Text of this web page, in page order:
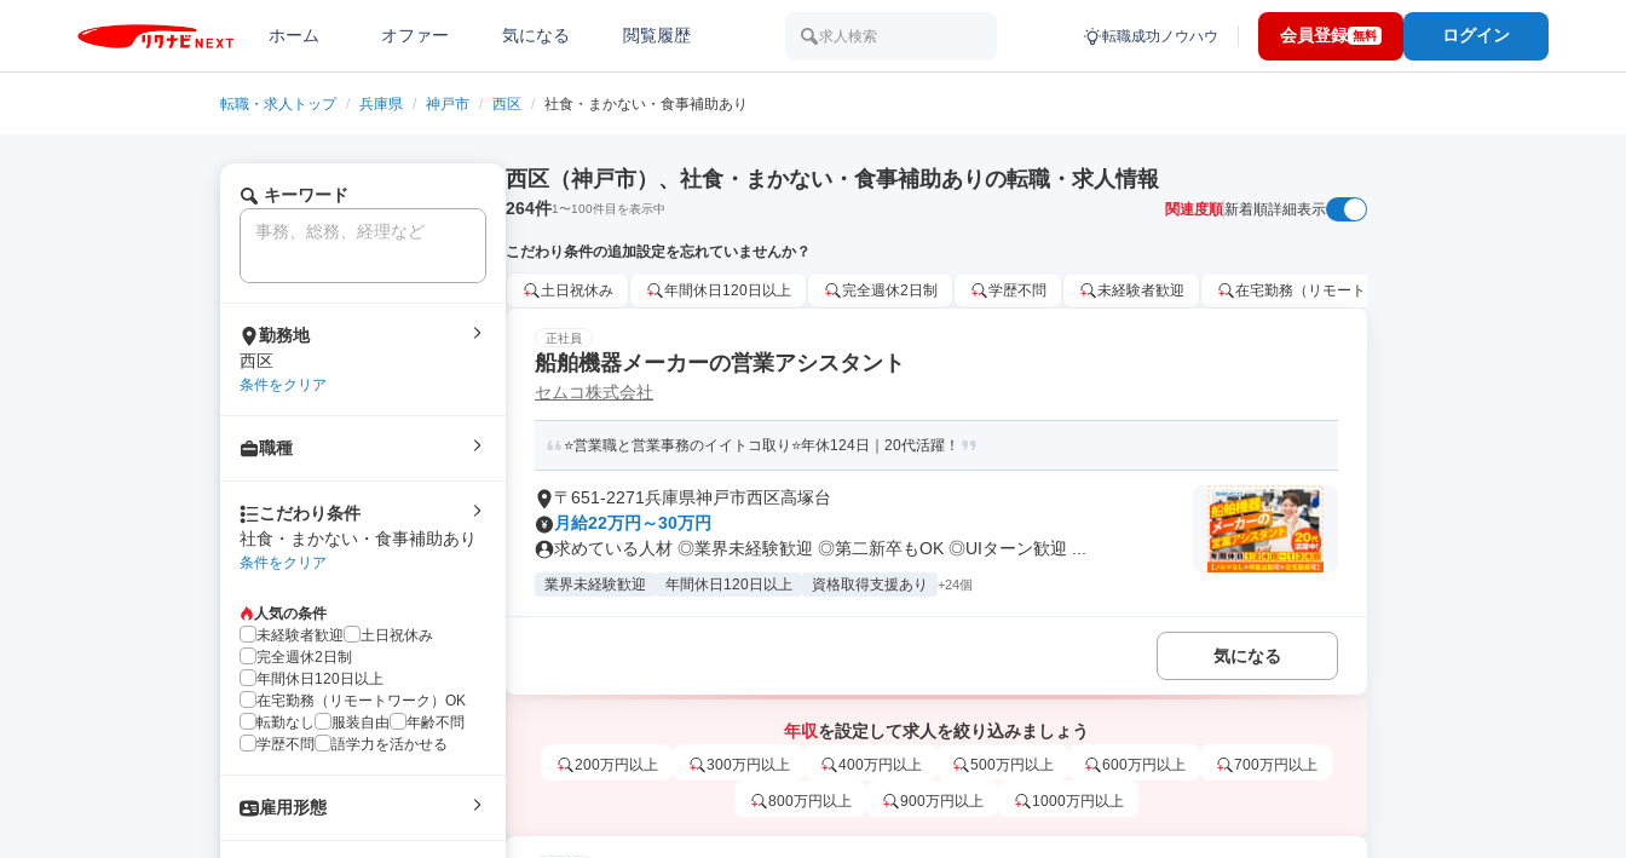
ホーム オファー 気になる 閲覧履歴 求人検索 転職成功ノウハウ 会員登録 無料 ログイン
転職・求人トップ / 兵庫県 / 神戸市 / 西区 / 社食・まかない・食事補助あり
キーワード
勤務地
西区
条件をクリア
職種
こだわり条件
社食・まかない・食事補助あり
条件をクリア
人気の条件
未経験者歓迎
土日祝休み
完全週休2日制
年間休日120日以上
在宅勤務（リモートワーク）OK
転勤なし
服装自由
年齢不問
学歴不問
語学力を活かせる
雇用形態
西区（神戸市）、社食・まかない・食事補助ありの転職・求人情報
264件1〜100件目を表示中 関連度順新着順詳細表示
こだわり条件の追加設定を忘れていませんか？
土日祝休み 年間休日120日以上 完全週休2日制 学歴不問 未経験者歓迎 在宅勤務（リモートワーク）OK
正社員
船舶機器メーカーの営業アシスタント
セムコ株式会社
⭐営業職と営業事務のイイトコ取り⭐年休124日｜20代活躍！
〒651-2271兵庫県神戸市西区高塚台
月給22万円～30万円
求めている人材 ◎業界未経験歓迎 ◎第二新卒もOK ◎UIターン歓迎 ...
業界未経験歓迎 年間休日120日以上 資格取得支援あり +24個
気になる
年収を設定して求人を絞り込みましょう
200万円以上 300万円以上 400万円以上 500万円以上 600万円以上 700万円以上
800万円以上 900万円以上 1000万円以上